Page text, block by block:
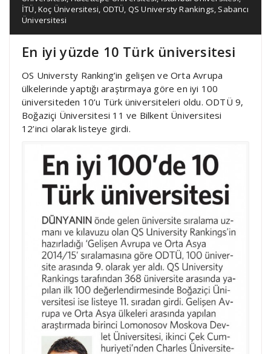
İTÜ,Koç Üniversitesi, ODTÜ, QS Universty Rankings, Sabancı
Üniversitesi
En iyi yüzde 10 Türk üniversitesi
OS Universty Ranking’in gelişen ve Orta Avrupa
ülkelerinde yaptığı araştırmaya göre en iyi 100
üniversiteden 10’u Türk üniversiteleri oldu. ODTÜ 9,
Boğaziçi Üniversitesi 11 ve Bilkent Üniversitesi
12’inci olarak listeye girdi.